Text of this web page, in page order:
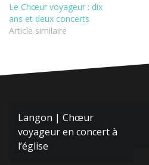
Le Chœur voyageur : dix
ans et deux concerts
Article similaire
Navigation
de
l’article
Langon | Chœur
voyageur en concert à
l’église